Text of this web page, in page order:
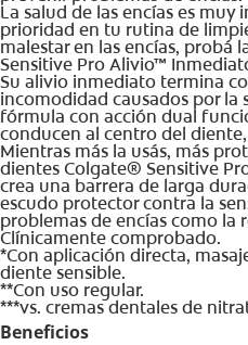
La salud de las encías es
prioridad en tu rutina de
malestar en las encías, probá
Sensitive Pro Alivio™
Su alivio inmediato termina
incomodidad causados por la
fórmula con acción dual
conducen al centro del
Mientras más la usás, más
dientes Colgate® Sensitive
crea una barrera de larga
escudo protector contra la
problemas de encías como la
Clínicamente comprobado.
*Con aplicación directa,
diente sensible.
**Con uso regular.
***vs. cremas dentales de
Beneficios